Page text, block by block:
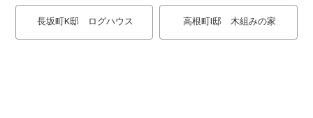
長坂町K邸 ログハウス 高根町I邸 木組みの家